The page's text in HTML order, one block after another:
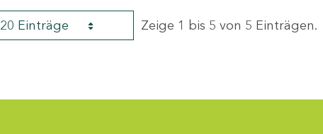
20 Einträge Zeige 1 bis 5 von 5 Einträgen.